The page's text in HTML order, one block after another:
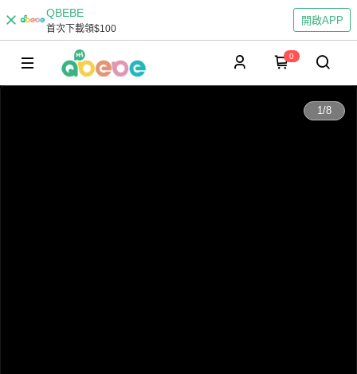
QBEBE
首次下載領$100
開啟APP
0
1/8